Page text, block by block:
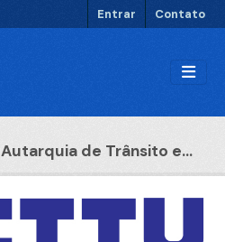
Entrar Contato
Autarquia de Trânsito e...